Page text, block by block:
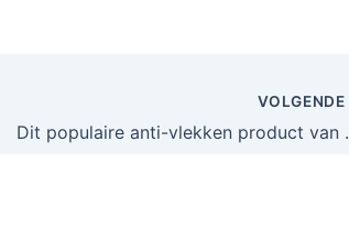
VOLGENDE
Dit populaire